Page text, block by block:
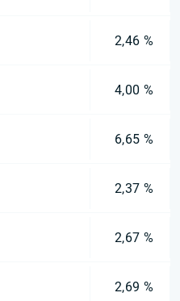
2,46 %
4,00 %
6,65 %
2,37 %
2,67 %
2,69 %